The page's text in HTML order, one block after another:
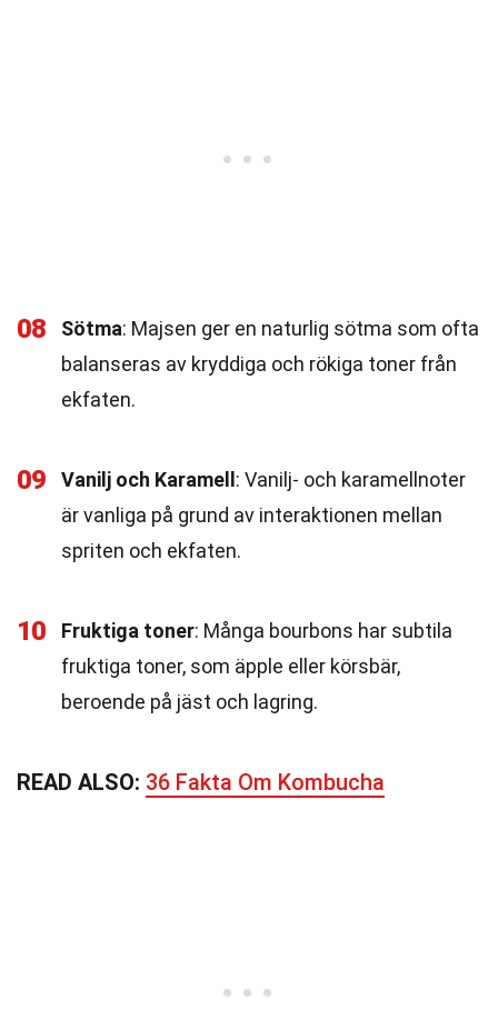
08 Sötma: Majsen ger en naturlig sötma som ofta
balanseras av kryddiga och rökiga toner från
ekfaten.
09 Vanilj och Karamell : Vanilj- och karamellnoter
är vanliga på grund av interaktionen mellan
spriten och ekfaten.
10 Fruktiga toner: Många bourbons har subtila
fruktiga toner, som äpple eller körsbär,
beroende på jäst och lagring.
READ ALSO: 36 Fakta Om Kombucha